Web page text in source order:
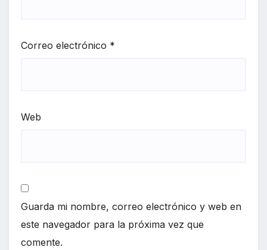
Correo electrónico *
Web
Guarda mi nombre, correo electrónico y web en
este navegador para la próxima vez que
comente.